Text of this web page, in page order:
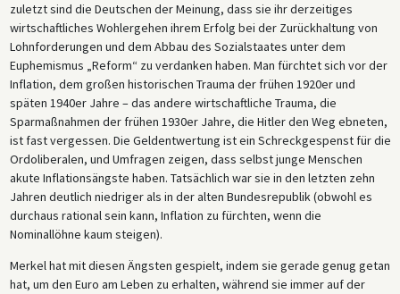
zuletzt sind die Deutschen der Meinung, dass sie ihr derzeitiges
wirtschaftliches Wohlergehen ihrem Erfolg bei der Zurückhaltung von
Lohnforderungen und dem Abbau des Sozialstaates unter dem
Euphemismus „Reform“ zu verdanken haben. Man fürchtet sich vor der
Inflation, dem großen historischen Trauma der frühen 1920er und
späten 1940er Jahre – das andere wirtschaftliche Trauma, die
Sparmaßnahmen der frühen 1930er Jahre, die Hitler den Weg ebneten,
ist fast vergessen. Die Geldentwertung ist ein Schreckgespenst für die
Ordoliberalen, und Umfragen zeigen, dass selbst junge Menschen
akute Inflationsängste haben. Tatsächlich war sie in den letzten zehn
Jahren deutlich niedriger als in der alten Bundesrepublik (obwohl es
durchaus rational sein kann, Inflation zu fürchten, wenn die
Nominallöhne kaum steigen).
Merkel hat mit diesen Ängsten gespielt, indem sie gerade genug getan
hat, um den Euro am Leben zu erhalten, während sie immer auf der